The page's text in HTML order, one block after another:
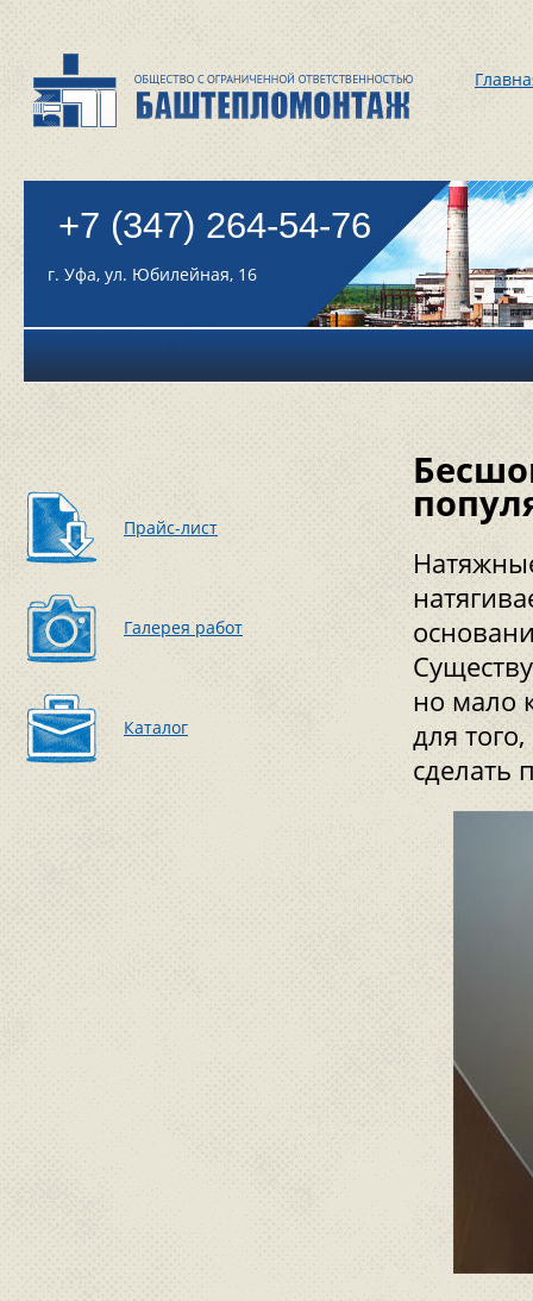
+7 (347) 264-54-76
г. Уфа, ул. Юбилейная, 16
Прайс-лист
Галерея работ
Каталог
но мало
для
сделать